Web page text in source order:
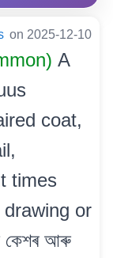
on 2025-12-10
A
coat,
times
or
কেশৰ আৰু